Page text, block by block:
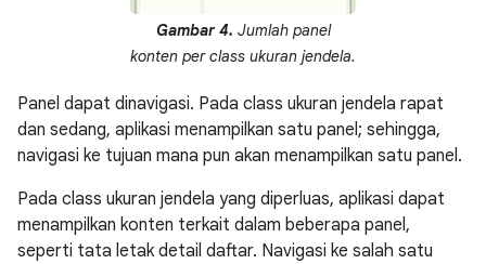
Gambar 4. Jumlah panel
konten per class ukuran jendela.
Panel dapat dinavigasi. Pada class ukuran jendela rapat
dan sedang, aplikasi menampilkan satu panel; sehingga,
navigasi ke tujuan mana pun akan menampilkan satu panel.
Pada class ukuran jendela yang diperluas, aplikasi dapat
menampilkan konten terkait dalam beberapa panel,
seperti tata letak detail daftar. Navigasi ke salah satu